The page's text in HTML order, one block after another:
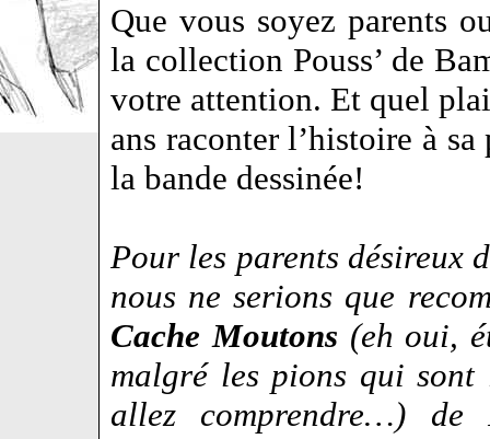
Que vous soyez parents
la collection Pouss’ de
votre attention. Et quel
ans raconter l’histoire à
la bande dessinée!
Pour les parents désireux
nous ne serions que
Cache Moutons (eh oui,
malgré les pions qui sont
allez comprendre…) de